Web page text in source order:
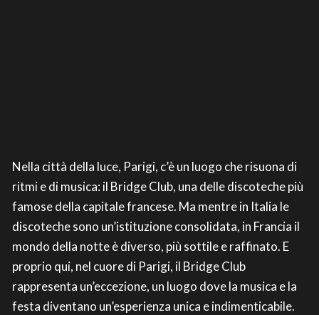
Nella città della luce, Parigi, c’è un luogo che risuona di
ritmi e di musica: il Bridge Club, una delle discoteche più
famose della capitale francese. Ma mentre in Italia le
discoteche sono un’istituzione consolidata, in Francia il
mondo della notte è diverso, più sottile e raffinato. E
proprio qui, nel cuore di Parigi, il Bridge Club
rappresenta un’eccezione, un luogo dove la musica e la
festa diventano un’esperienza unica e indimenticabile.